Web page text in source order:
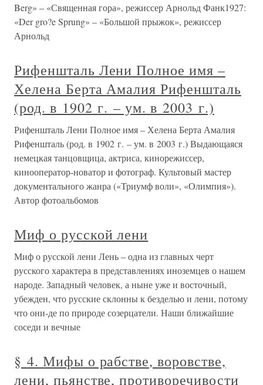
Berg» – «Священная гора», режиссер Арнольд Фанк1927:
«Der gro?e Sprung» – «Большой прыжок», режиссер
Арнольд
Рифеншталь Лени Полное имя –
Хелена Берта Амалия Рифеншталь
(род. в 1902 г. – ум. в 2003 г.)
Рифеншталь Лени Полное имя – Хелена Берта Амалия
Рифеншталь (род. в 1902 г. – ум. в 2003 г.) Выдающаяся
немецкая танцовщица, актриса, кинорежиссер,
кинооператор-новатор и фотограф. Культовый мастер
документального жанра («Триумф воли», «Олимпия»).
Автор фотоальбомов
Миф о русской лени
Миф о русской лени Лень – одна из главных черт
русского характера в представлениях иноземцев о нашем
народе. Западный человек, а ныне уже и восточный,
убежден, что русские склонны к безделью и лени, потому
что они-де по природе созерцатели. Наши ближайшие
соседи и вечные
§ 4. Мифы о рабстве, воровстве,
лени, пьянстве, противоречивости